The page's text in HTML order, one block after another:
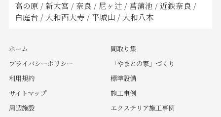
高の原 / 新大宮 / 奈良 / 尼ヶ辻 / 菖蒲池 / 近鉄奈良 /
白庭台 / 大和西大寺 / 平城山 / 大和八木
ホーム
プライバシーポリシー
利用規約
サイトマップ
周辺施設
間取り集
「やまとの家」づくり
標準設備
施工事例
エクステリア施工事例